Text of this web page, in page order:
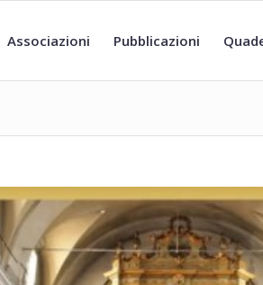
Associazioni Pubblicazioni